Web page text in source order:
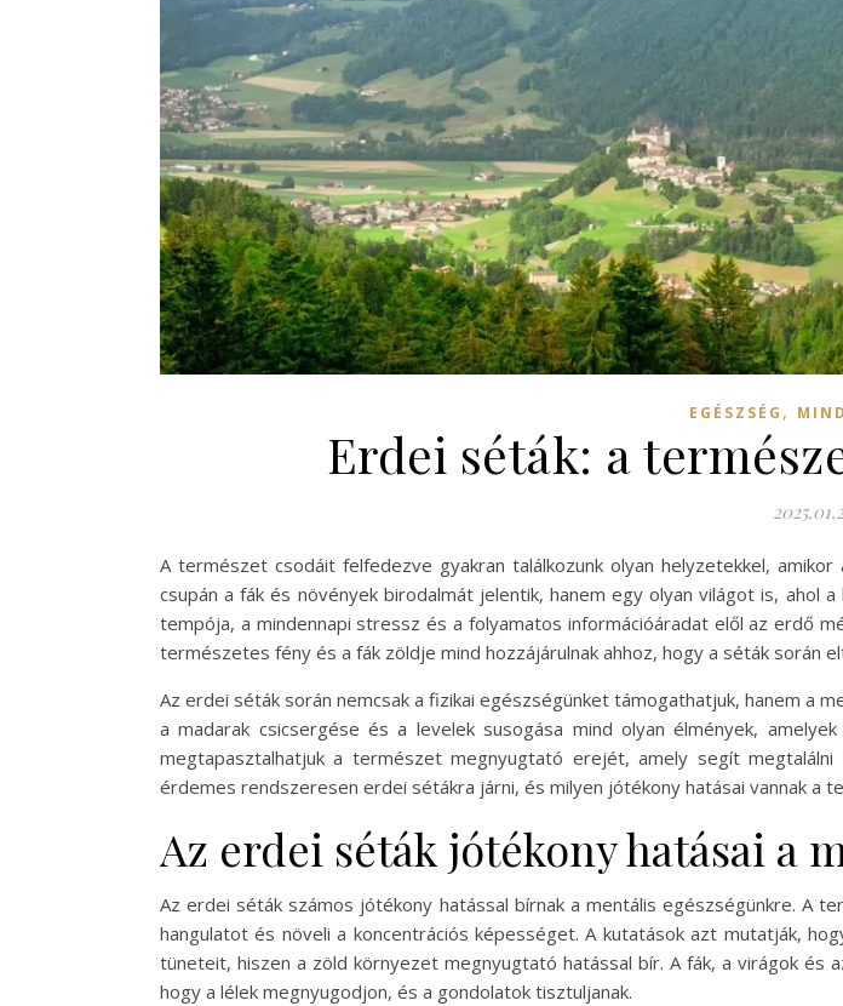
EGÉSZSÉG ,
Erdei séták: a
A természet csodáit felfedezve gyakran találkozunk olyan helyzetekkel,
csupán a fák és növények birodalmát jelentik, hanem egy olyan világot is, ahol
tempója, a mindennapi stressz és a folyamatos információáradat elől az erdő
természetes fény és a fák zöldje mind hozzájárulnak ahhoz, hogy a séták során
Az erdei séták során nemcsak a fizikai egészségünket támogathatjuk, hanem
a madarak csicsergése és a levelek susogása mind olyan élmények,
megtapasztalhatjuk a természet megnyugtató erejét, amely segít
érdemes rendszeresen erdei sétákra járni, és milyen jótékony hatásai vannak a
Az erdei séták jótékony hatásai a
Az erdei séták számos jótékony hatással bírnak a mentális egészségünkre. A
hangulatot és növeli a koncentrációs képességet. A kutatások azt mutatják,
tüneteit, hiszen a zöld környezet megnyugtató hatással bír. A fák, a virágok és
hogy a lélek megnyugodjon, és a gondolatok tisztuljanak.